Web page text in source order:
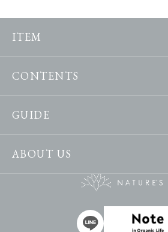
ITEM
CONTENTS
GUIDE
ABOUT US